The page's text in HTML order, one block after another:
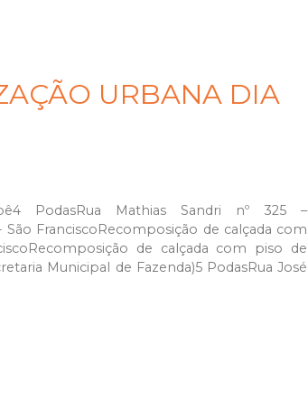
URBANA DIA
PodasRua Mathias Sandri nº 325 –
FranciscoRecomposição de calçada com
de calçada com piso de
Municipal de Fazenda)5 PodasRua José